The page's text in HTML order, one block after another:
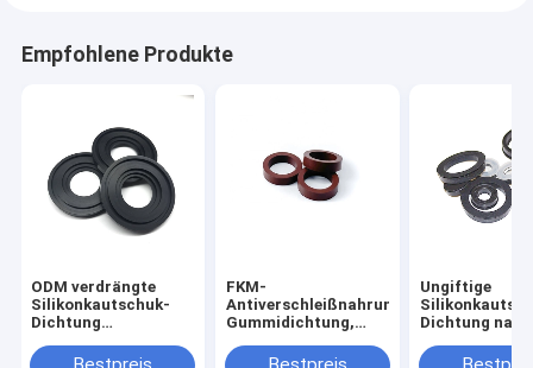
Empfohlene Produkte
ODM verdrängte
Silikonkautschuk-
Dichtung
haltbares
FKM-
Antiverschleißnahrungsmittelgrad-
Gummidichtung,
Zoll-Gummidichtung
Ungiftige
Dichtung
staubdichtes